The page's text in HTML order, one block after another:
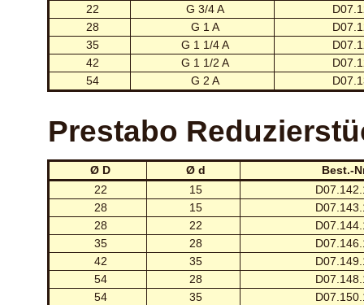
22
G 3/4 A
28
G 1 A
35
G 1 1/4 A
42
G 1 1/2 A
54
G 2 A
Prestabo
Ø D Ø d
Best.-
22
15
28
15
28
22
35
28
42
35
54
28
54
35